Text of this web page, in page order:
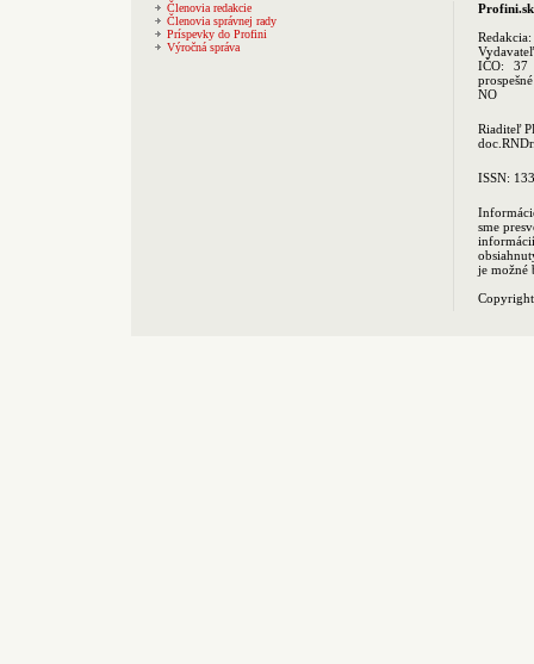
Členovia redakcie
Členovia správnej rady
Príspevky do Profini
Výročná správa
Profini.sk
Redakcia:
IČO: 37
NO
Riaditeľ
ISSN:
sme
je možné